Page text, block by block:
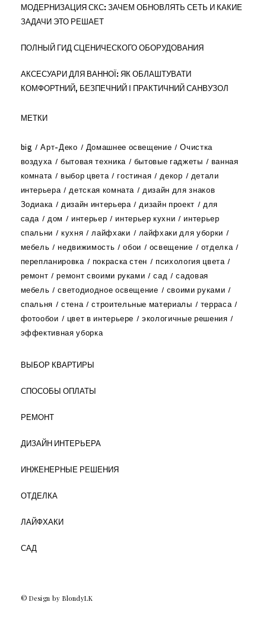
МОДЕРНИЗАЦИЯ СКС: ЗАЧЕМ ОБНОВЛЯТЬ СЕТЬ И КАКИЕ
ЗАДАЧИ ЭТО РЕШАЕТ
ПОЛНЫЙ ГИД СЦЕНИЧЕСКОГО ОБОРУДОВАНИЯ
АКСЕСУАРИ ДЛЯ ВАННОЇ: ЯК ОБЛАШТУВАТИ
КОМФОРТНИЙ, БЕЗПЕЧНИЙ І ПРАКТИЧНИЙ САНВУЗОЛ
МЕТКИ
big Арт-Деко Домашнее освещение
Очистка
воздуха
бытовая техника бытовые гаджеты
ванная
комната
выбор цвета гостиная декор
детали
интерьера
детская комната
дизайн для знаков
Зодиака
дизайн интерьера дизайн проект
для
сада
дом интерьер интерьер кухни
интерьер
спальни
кухня лайфхаки
лайфхаки для уборки
мебель
недвижимость обои освещение
отделка
перепланировка
покраска стен
психология цвета
ремонт
ремонт своими руками сад
садовая
мебель
светодиодное освещение
своими руками
спальня
стена строительные материалы
терраса
фотообои
цвет в интерьере
экологичные решения
эффективная уборка
ВЫБОР КВАРТИРЫ
СПОСОБЫ ОПЛАТЫ
РЕМОНТ
ДИЗАЙН ИНТЕРЬЕРА
ИНЖЕНЕРНЫЕ РЕШЕНИЯ
ОТДЕЛКА
ЛАЙФХАКИ
САД
© Design by BlondyLK